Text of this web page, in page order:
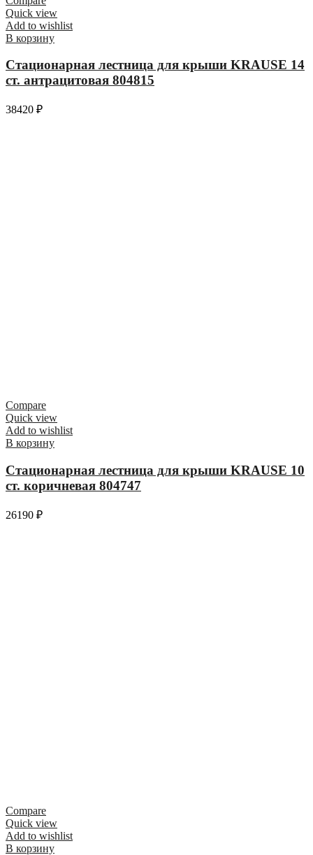
Quick view
Add to wishlist
В корзину
Стационарная лестница для крыши KRAUSE 14
ст. антрацитовая 804815
38420 ₽
Compare
Quick view
Add to wishlist
В корзину
Стационарная лестница для крыши KRAUSE 10
ст. коричневая 804747
26190 ₽
Compare
Quick view
Add to wishlist
В корзину